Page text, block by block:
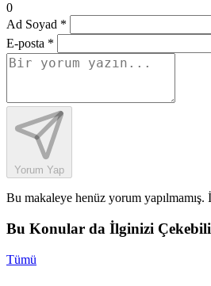
0
Ad Soyad *
E-posta *
Yorum Yap
Bu makaleye henüz yorum
Bu Konular da İlginizi
Tümü